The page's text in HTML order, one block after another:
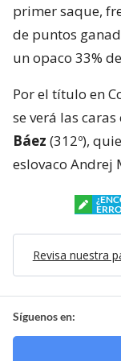
primer saque,
de puntos
un opaco 33%
Por el título en
se verá las
Báez (312º),
eslovaco Andrej
Revisa nuestra
Síguenos en: